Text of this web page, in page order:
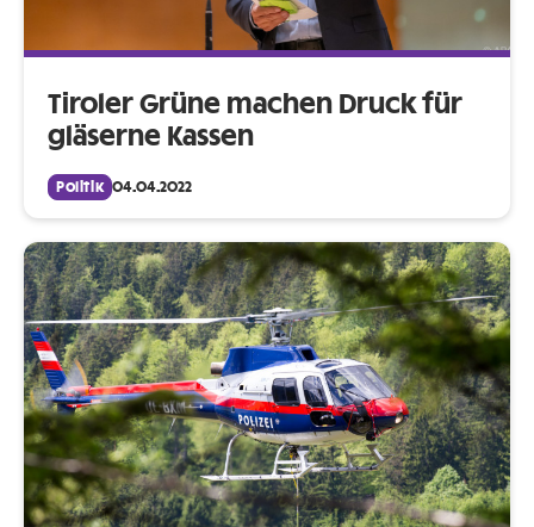
Tiroler Grüne machen Druck für
gläserne Kassen
Politik 04.04.2022